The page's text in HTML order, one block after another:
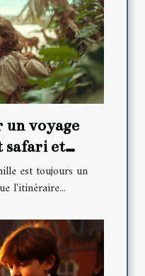
voyage
safari et
est toujours un
l'itinéraire...